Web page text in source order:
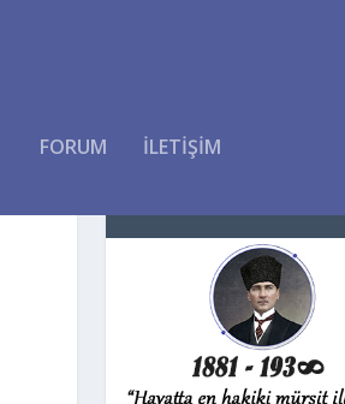
FORUM İLETİŞİM